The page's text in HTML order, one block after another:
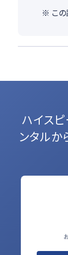
※ この
ハイス
ンタルか